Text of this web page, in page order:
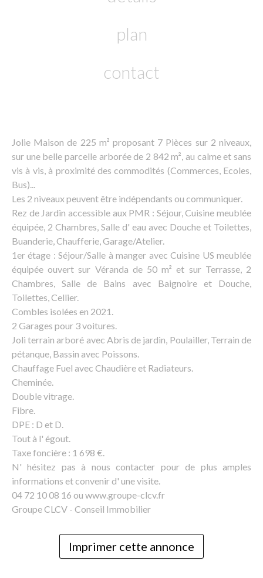
plan
contact
Jolie Maison de 225 m² proposant 7 Pièces sur 2 niveaux,
sur une belle parcelle arborée de 2 842 m², au calme et sans
vis à vis, à proximité des commodités (Commerces, Ecoles,
Bus)...
Les 2 niveaux peuvent être indépendants ou communiquer.
Rez de Jardin accessible aux PMR : Séjour, Cuisine meublée
équipée, 2 Chambres, Salle d' eau avec Douche et Toilettes,
Buanderie, Chaufferie, Garage/Atelier.
1er étage : Séjour/Salle à manger avec Cuisine US meublée
équipée ouvert sur Véranda de 50 m² et sur Terrasse, 2
Chambres, Salle de Bains avec Baignoire et Douche,
Toilettes, Cellier.
Combles isolées en 2021.
2 Garages pour 3 voitures.
Joli terrain arboré avec Abris de jardin, Poulailler, Terrain de
pétanque, Bassin avec Poissons.
Chauffage Fuel avec Chaudière et Radiateurs.
Cheminée.
Double vitrage.
Fibre.
DPE : D et D.
Tout à l' égout.
Taxe foncière : 1 698 €.
N' hésitez pas à nous contacter pour de plus amples
informations et convenir d' une visite.
04 72 10 08 16 ou www.groupe-clcv.fr
Groupe CLCV - Conseil Immobilier
Imprimer cette annonce